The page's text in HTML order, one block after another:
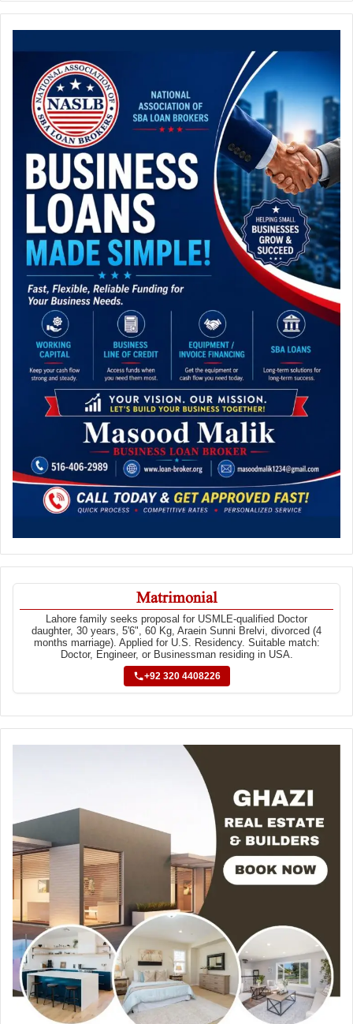
Matrimonial
Lahore family seeks proposal for USMLE-qualified Doctor
daughter, 30 years, 5'6", 60 Kg, Araein Sunni Brelvi, divorced (4
months marriage). Applied for U.S. Residency. Suitable match:
Doctor, Engineer, or Businessman residing in USA.
+92 320 4408226